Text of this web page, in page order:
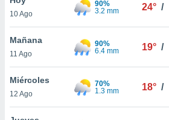
en
más
nuestra
10 Ago
90%
3.2 mm
24° /
Mañana
11 Ago
90%
6.4 mm
19° /
Miércoles
12 Ago
70%
1.3 mm
18° /